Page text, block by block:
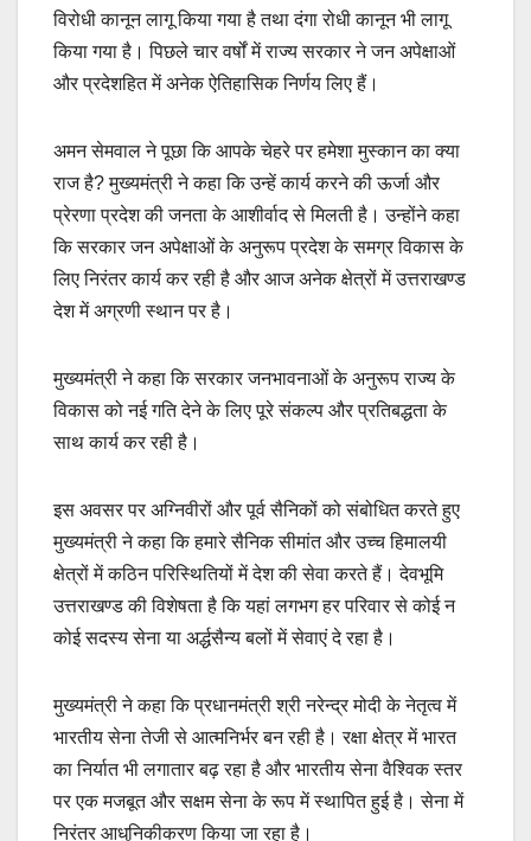
विरोधी कानून लागू किया गया है तथा दंगा रोधी कानून भी लागू
किया गया है। पिछले चार वर्षों में राज्य सरकार ने जन अपेक्षाओं
और प्रदेशहित में अनेक ऐतिहासिक निर्णय लिए हैं।
अमन सेमवाल ने पूछा कि आपके चेहरे पर हमेशा मुस्कान का क्या
राज है? मुख्यमंत्री ने कहा कि उन्हें कार्य करने की ऊर्जा और
प्रेरणा प्रदेश की जनता के आशीर्वाद से मिलती है। उन्होंने कहा
कि सरकार जन अपेक्षाओं के अनुरूप प्रदेश के समग्र विकास के
लिए निरंतर कार्य कर रही है और आज अनेक क्षेत्रों में उत्तराखण्ड
देश में अग्रणी स्थान पर है।
मुख्यमंत्री ने कहा कि सरकार जनभावनाओं के अनुरूप राज्य के
विकास को नई गति देने के लिए पूरे संकल्प और प्रतिबद्धता के
साथ कार्य कर रही है।
इस अवसर पर अग्निवीरों और पूर्व सैनिकों को संबोधित करते हुए
मुख्यमंत्री ने कहा कि हमारे सैनिक सीमांत और उच्च हिमालयी
क्षेत्रों में कठिन परिस्थितियों में देश की सेवा करते हैं। देवभूमि
उत्तराखण्ड की विशेषता है कि यहां लगभग हर परिवार से कोई न
कोई सदस्य सेना या अर्द्धसैन्य बलों में सेवाएं दे रहा है।
मुख्यमंत्री ने कहा कि प्रधानमंत्री श्री नरेन्द्र मोदी के नेतृत्व में
भारतीय सेना तेजी से आत्मनिर्भर बन रही है। रक्षा क्षेत्र में भारत
का निर्यात भी लगातार बढ़ रहा है और भारतीय सेना वैश्विक स्तर
पर एक मजबूत और सक्षम सेना के रूप में स्थापित हुई है। सेना में
निरंतर आधुनिकीकरण किया जा रहा है।